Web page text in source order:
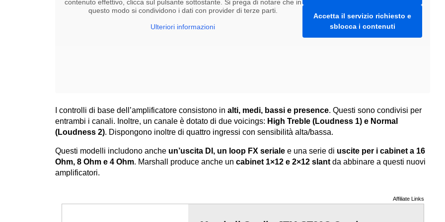
contenuto effettivo, clicca sul pulsante sottostante. Si prega di notare che in
questo modo si condividono i dati con provider di terze parti.
Ulteriori informazioni
Accetta il servizio richiesto e
sblocca i contenuti
I controlli di base dell’amplificatore consistono in alti, medi, bassi e presence. Questi sono condivisi per
entrambi i canali. Inoltre, un canale è dotato di due voicings: High Treble (Loudness 1) e Normal
(Loudness 2). Dispongono inoltre di quattro ingressi con sensibilità alta/bassa.
Questi modelli includono anche un’uscita DI, un loop FX seriale e una serie di uscite per i cabinet a 16
Ohm, 8 Ohm e 4 Ohm. Marshall produce anche un cabinet 1×12 e 2×12 slant da abbinare a questi nuovi
amplificatori.
Affiliate Links